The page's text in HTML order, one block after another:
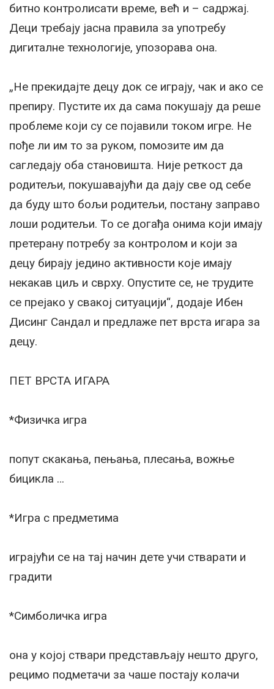
битно контролисати време, већ и – садржај.
Деци требају јасна правила за употребу
дигиталне технологије, упозорава она.
„Не прекидајте децу док се играју, чак и ако се
препиру. Пустите их да сама покушају да реше
проблеме који су се појавили током игре. Не
пође ли им то за руком, помозите им да
сагледају оба становишта. Није реткост да
родитељи, покушавајући да дају све од себе
да буду што бољи родитељи, постану заправо
лоши родитељи. То се догађа онима који имају
претерану потребу за контролом и који за
децу бирају једино активности које имају
некакав циљ и сврху. Опустите се, не трудите
се прејако у свакој ситуацији“, додаје Ибен
Дисинг Сандал и предлаже пет врста игара за
децу.
ПЕТ ВРСТА ИГАРА
*Физичка игра
попут скакања, пењања, плесања, вожње
бицикла …
*Игра с предметима
играјући се на тај начин дете учи стварати и
градити
*Симболичка игра
она у којој ствари представљају нешто друго,
рецимо подметачи за чаше постају колачи